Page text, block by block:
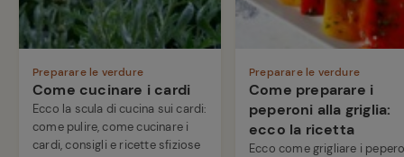
Preparare le verdure
Come cucinare i cardi
Ecco la scula di cucina sui cardi:
come pulire, come cucinare i
cardi, consigli e ricette sfiziose
Preparare le verdure
Come preparare i
peperoni alla griglia:
ecco la ricetta
Ecco come grigliare i